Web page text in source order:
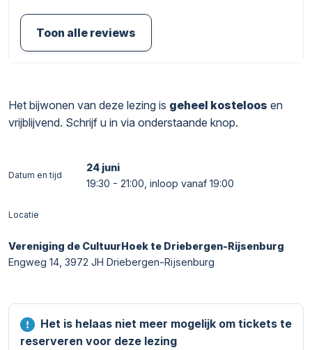
Toon alle reviews
Het bijwonen van deze lezing is geheel kosteloos en
vrijblijvend. Schrijf u in via onderstaande knop.
Datum en tijd
24 juni
19:30 - 21:00, inloop vanaf 19:00
Locatie
Vereniging de CultuurHoek te Driebergen-Rijsenburg
Engweg 14, 3972 JH Driebergen-Rijsenburg
Het is helaas niet meer mogelijk om tickets te
reserveren voor deze lezing